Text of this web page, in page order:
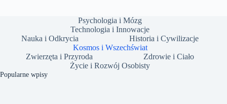
Psychologia i Mózg
Technologia i Innowacje
Nauka i Odkrycia
Historia i Cywilizacje
Kosmos i Wszechświat
Zwierzęta i Przyroda
Zdrowie i Ciało
Życie i Rozwój Osobisty
Popularne wpisy